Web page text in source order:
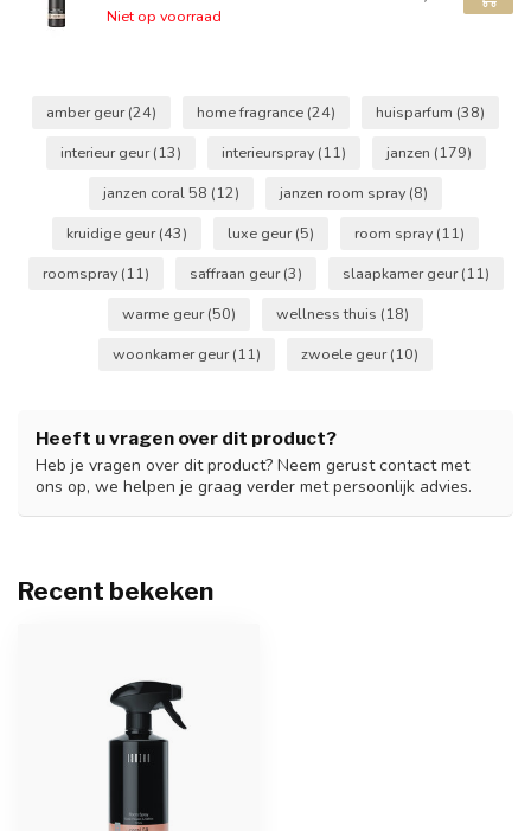
Niet op voorraad
amber geur(24) home fragrance (24) huisparfum (38)
interieur geur(13) interieurspray (11) janzen (179)
janzen coral 58 (12) janzen room spray (8)
kruidige geur(43) luxe geur(5) room spray (11)
roomspray (11) saffraan geur(3) slaapkamer geur(11)
warme geur(50) wellness thuis (18)
woonkamer geur(11) zwoele geur(10)
Heeft u vragen over dit product?
Heb je vragen over dit product? Neem gerust contact met
ons op, we helpen je graag verder met persoonlijk advies.
Recent bekeken